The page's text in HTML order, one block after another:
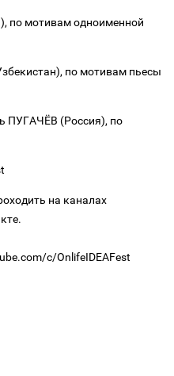
по мотивам одноименной
по мотивам пьесы
ПУГАЧЁВ (Россия), по
на каналах
c/OnlifeIDEAFest